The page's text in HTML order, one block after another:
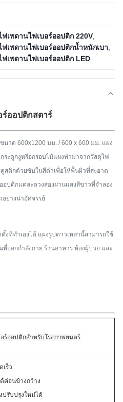
ฟเพดานไฟเบอร์ออปติก 220V
ฟเพดานไฟเบอร์ออปติกน้ำหนักเบา
ฟเพดานไฟเบอร์ออปติก LED
ร์ออปติกสตาร์
าด 600x1200 มม. / 600 x 600 มม. แผง
ระดูกงูหรือกรอบไม้แผงทำมาจากวัสดุไฟ
คูสติกด้วยซับในสีดำเพื่อให้พื้นผิวที่สะอาด
อปติกแต่ละดวงส่องผ่านแสงสีขาวที่จำลอง
ย่างน่าอัศจรรย์
ที่ทำเองได้ แผงรูปดาวเหล่านี้สามารถใช้
ออกกำลังกาย ร้านอาหาร ห้องผู้ป่วย และ
ร์ออปติกสำหรับโรงภาพยนตร์
เร็ว
ค่อนข้างกว้าง
ปรับปรุงใหม่ได้